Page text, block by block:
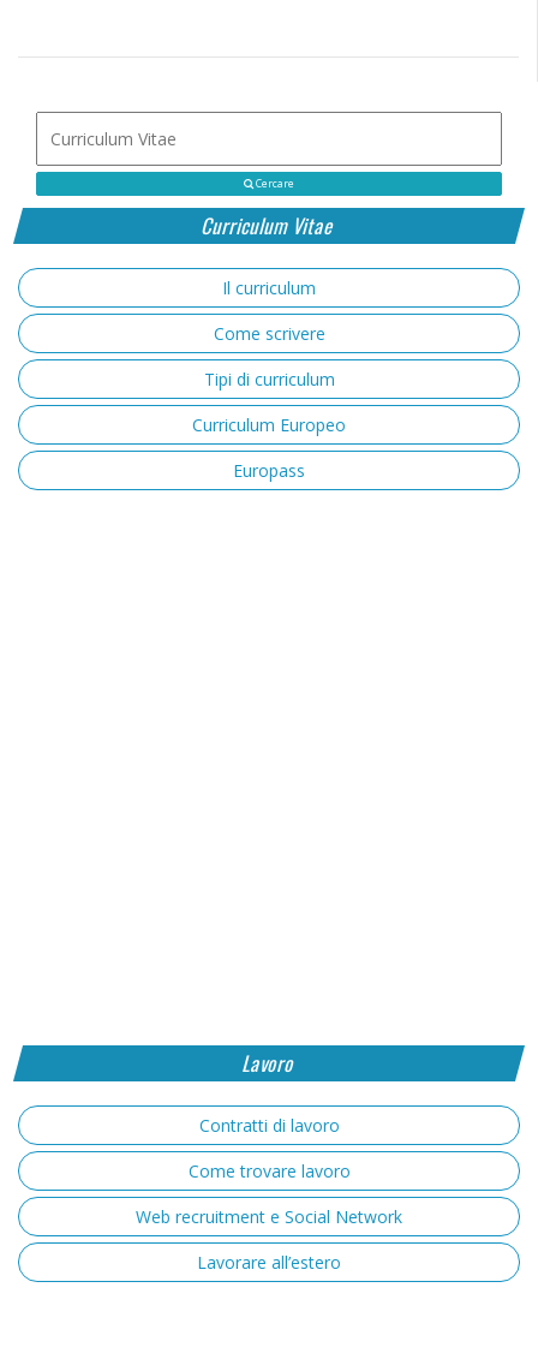
Cercare
Curriculum Vitae
Il curriculum
Come scrivere
Tipi di curriculum
Curriculum Europeo
Europass
Lavoro
Contratti di lavoro
Come trovare lavoro
Web recruitment e Social Network
Lavorare all’estero